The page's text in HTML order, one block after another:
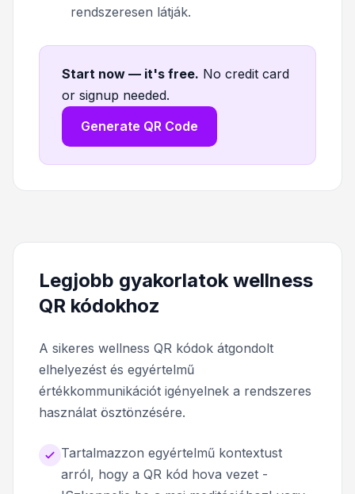
rendszeresen látják.
Start now — it's free. No credit card
or signup needed.
Generate QR Code
Legjobb gyakorlatok wellness
QR kódokhoz
A sikeres wellness QR kódok átgondolt
elhelyezést és egyértelmű
értékkommunikációt igényelnek a rendszeres
használat ösztönzésére.
Tartalmazzon egyértelmű kontextust
arról, hogy a QR kód hova vezet -